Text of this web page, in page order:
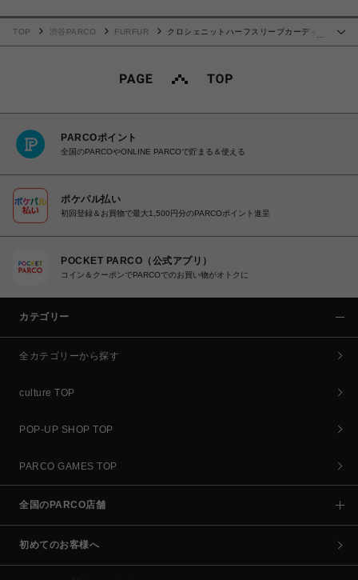
TOP 渋谷PARCO FURFUR
クロシェニットハーフスリーブカーディ
PARCOポイント
全国のPARCOやONLINE PARCOで貯まる＆使える
ポケパル払い
初回登録＆お買物で最大1,500円分のPARCOポイント進呈
POCKET PARCO（公式アプリ）
コイン＆クーポンでPARCOでのお買い物がオトクに
カテゴリー
全カテゴリーから探す
culture TOP
POP-UP SHOP TOP
PARCO GAMES TOP
全国のPARCO店舗
初めてのお客様へ